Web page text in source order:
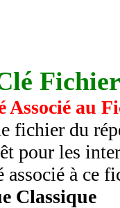
Fichier
Associé au
fichier du
pour les
à ce
Classique